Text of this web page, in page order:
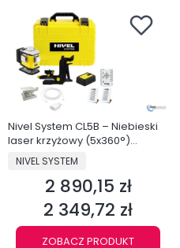
Nivel System CL5B – Niebieski
laser krzyżowy (5x360°)
Bluetooth
PRODUCENT
NIVEL SYSTEM
Cena
2 890,15 zł
Cena
2 349,72 zł
ZOBACZ PRODUKT